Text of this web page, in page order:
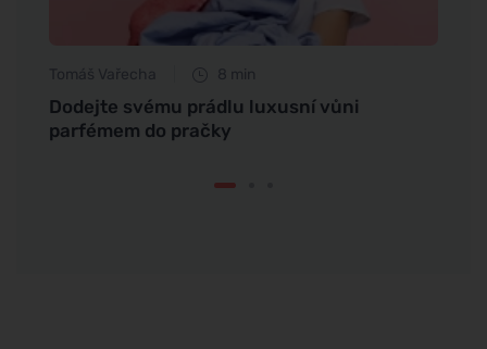
Tomáš Vařecha 8 min
Dodejte svému prádlu luxusní vůni
parfémem do pračky